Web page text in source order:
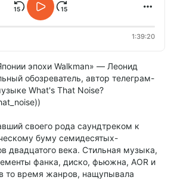
1:39:20
эпохи Walkman» — Леонид
обозреватель, автор телеграм-
What's That Noise?
своего рода саундтреком к
буму семидесятых-
двадцатого века. Стильная музыка,
фанка, диско, фьюжна, AOR и
то время жанров, нащупывала